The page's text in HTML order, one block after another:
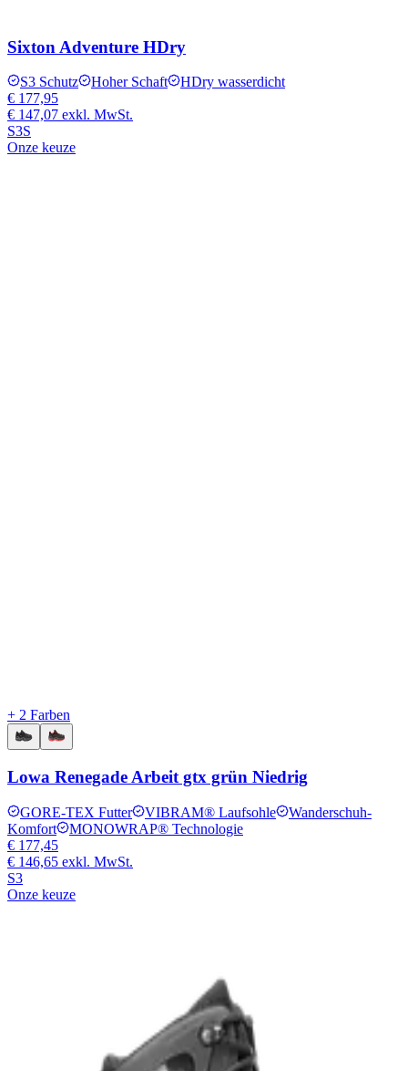
Sixton Adventure HDry
S3 Schutz Hoher Schaft
HDry wasserdicht
€ 177,95
€ 147,07 exkl. MwSt.
S3S
Onze keuze
+ 2 Farben
Lowa Renegade Arbeit gtx grün Niedrig
GORE-TEX Futter VIBRAM® Laufsohle
Wanderschuh-
Komfort
MONOWRAP® Technologie
€ 177,45
€ 146,65 exkl. MwSt.
S3
Onze keuze